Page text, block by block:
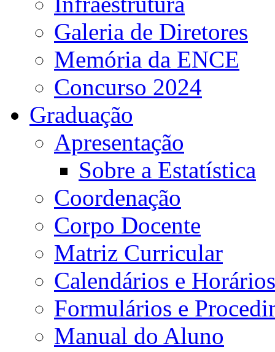
Galeria de Diretores
Memória da ENCE
Concurso 2024
Graduação
Apresentação
Sobre a Estatística
Coordenação
Corpo Docente
Matriz Curricular
Calendários e Horários
Formulários e
Manual do Aluno